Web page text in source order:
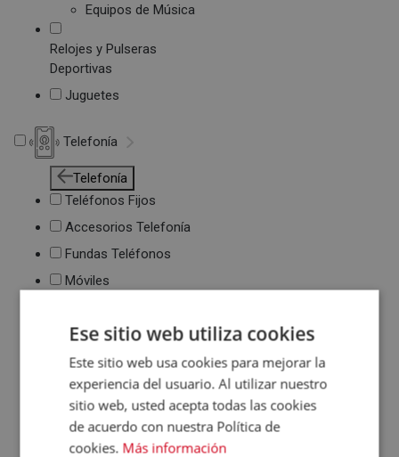
Equipos de Música
Relojes y Pulseras
Deportivas
Juguetes
Telefonía
Telefonía
Teléfonos Fijos
Accesorios Telefonía
Fundas Teléfonos
Móviles
Ese sitio web utiliza cookies
Este sitio web usa cookies para mejorar la
experiencia del usuario. Al utilizar nuestro
sitio web, usted acepta todas las cookies
de acuerdo con nuestra Política de
cookies. Más información